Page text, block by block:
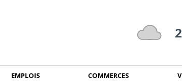
EMPLOIS COMMERCES